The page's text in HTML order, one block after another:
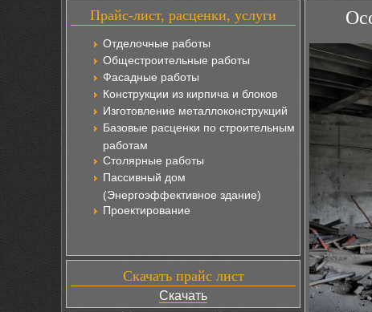
Прайс-лист, расценки, услуги
Отделочные работы
Общестроительные работы
Фасадные работы
Конструкции из кирпича и блоков
Изготовление металлоконструкций
Базовые расценки по строительным
работам
Столярные работы
Пассивный дом
(Энергоэффективное здание)
Проектирование
Скачать прайс лист
Скачать